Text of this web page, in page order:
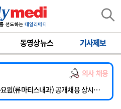
동영상뉴스 기사제보
의사 채용
전임의 초빙
하반기 인턴 모집
파트 건진교수 초빙
[충남대학교병원] [세종] 임상교수요원(류마티스내과) 공개채용 상시모집
빙